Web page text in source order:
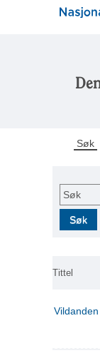
Søk
Søk
Søk
Tittel